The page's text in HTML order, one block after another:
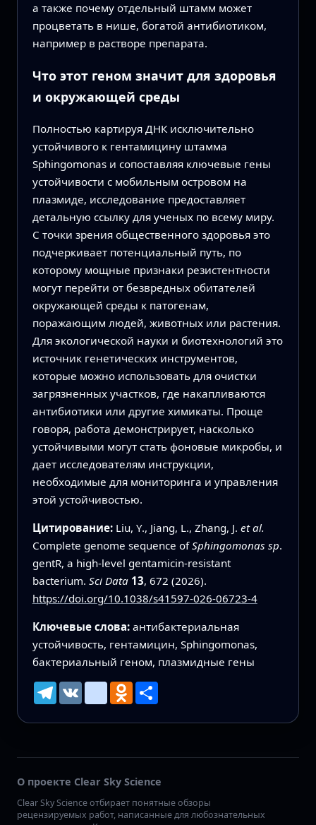
а также почему отдельный штамм может
процветать в нише, богатой антибиотиком,
например в растворе препарата.
Что этот геном значит для здоровья
и окружающей среды
Полностью картируя ДНК исключительно
устойчивого к гентамицину штамма
Sphingomonas и сопоставляя ключевые гены
устойчивости с мобильным островом на
плазмиде, исследование предоставляет
детальную ссылку для ученых по всему миру.
С точки зрения общественного здоровья это
подчеркивает потенциальный путь, по
которому мощные признаки резистентности
могут перейти от безвредных обитателей
окружающей среды к патогенам,
поражающим людей, животных или растения.
Для экологической науки и биотехнологий это
источник генетических инструментов,
которые можно использовать для очистки
загрязненных участков, где накапливаются
антибиотики или другие химикаты. Проще
говоря, работа демонстрирует, насколько
устойчивыми могут стать фоновые микробы, и
дает исследователям инструкции,
необходимые для мониторинга и управления
этой устойчивостью.
Цитирование: Liu, Y., Jiang, L., Zhang, J. et al.
Complete genome sequence ofSphingomonas sp.
gentR, a high-level gentamicin-resistant
bacterium. Sci Data 13, 672 (2026).
https://doi.org/10.1038/s41597-026-06723-4
Ключевые слова: антибактериальная
устойчивость, гентамицин, Sphingomonas,
бактериальный геном, плазмидные гены
Telegram
VK mailruOdnoklassniki
Ресурс
О проекте Clear Sky Science
Clear Sky Science отбирает понятные обзоры
рецензируемых работ, написанные для любознательных